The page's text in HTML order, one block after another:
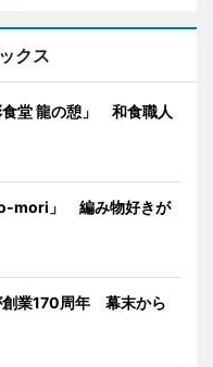
クス
食堂 龍の憩」 和食職人
mori」 編み物好きが
創業170周年 幕末から